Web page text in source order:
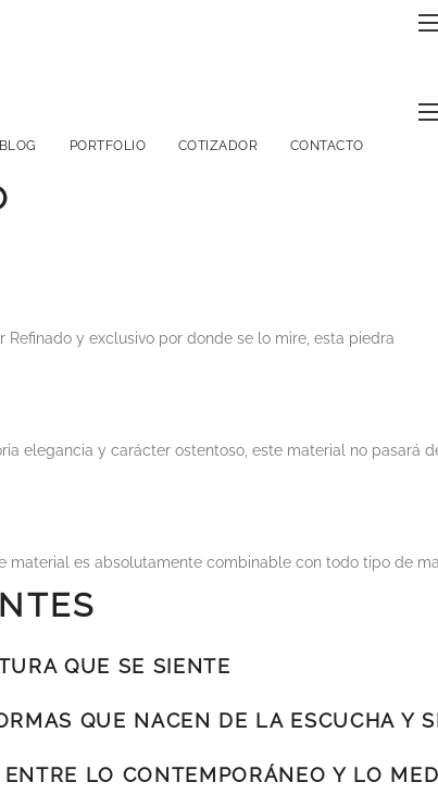
BLOG PORTFOLIO COTIZADOR
CONTACTO
y exclusivo por donde se lo mire, esta piedra
elegancia y carácter ostentoso, este material no pasará
material es absolutamente combinable con todo tipo de
QUE SE SIENTE
QUE NACEN DE LA ESCUCHA Y
LO CONTEMPORÁNEO Y LO